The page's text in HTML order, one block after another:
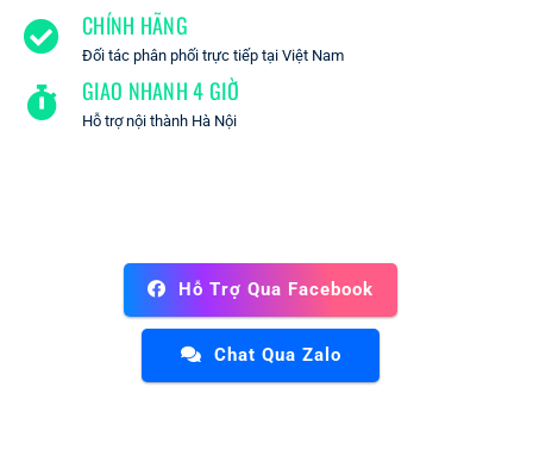
CHÍNH HÃNG
Đối tác phân phối trực tiếp tại Việt Nam
GIAO NHANH 4 GIỜ
Hỗ trợ nội thành Hà Nội
Hỗ Trợ Qua Facebook
Chat Qua Zalo